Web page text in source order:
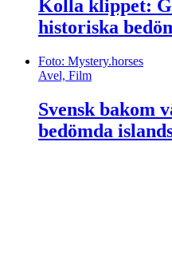
Kolla klippet:
historiska
Foto: Mystery.horses
Avel, Film
Svensk bakom
bedömda